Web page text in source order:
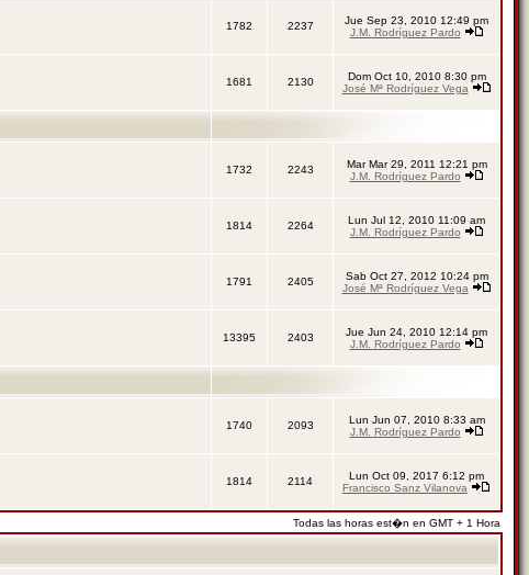
1782 2237
Jue Sep 23, 2010 12:49 pm
J.M. Rodríguez Pardo
1681 2130
Dom Oct 10, 2010 8:30 pm
José Mª Rodríguez Vega
1732 2243
Mar Mar 29, 2011 12:21 pm
J.M. Rodríguez Pardo
1814 2264
Lun Jul 12, 2010 11:09 am
J.M. Rodríguez Pardo
1791 2405
Sab Oct 27, 2012 10:24 pm
José Mª Rodríguez Vega
13395 2403
Jue Jun 24, 2010 12:14 pm
J.M. Rodríguez Pardo
1740 2093
Lun Jun 07, 2010 8:33 am
J.M. Rodríguez Pardo
1814 2114
Lun Oct 09, 2017 6:12 pm
Francisco Sanz Vilanova
Todas las horas est�n en GMT + 1 Hora